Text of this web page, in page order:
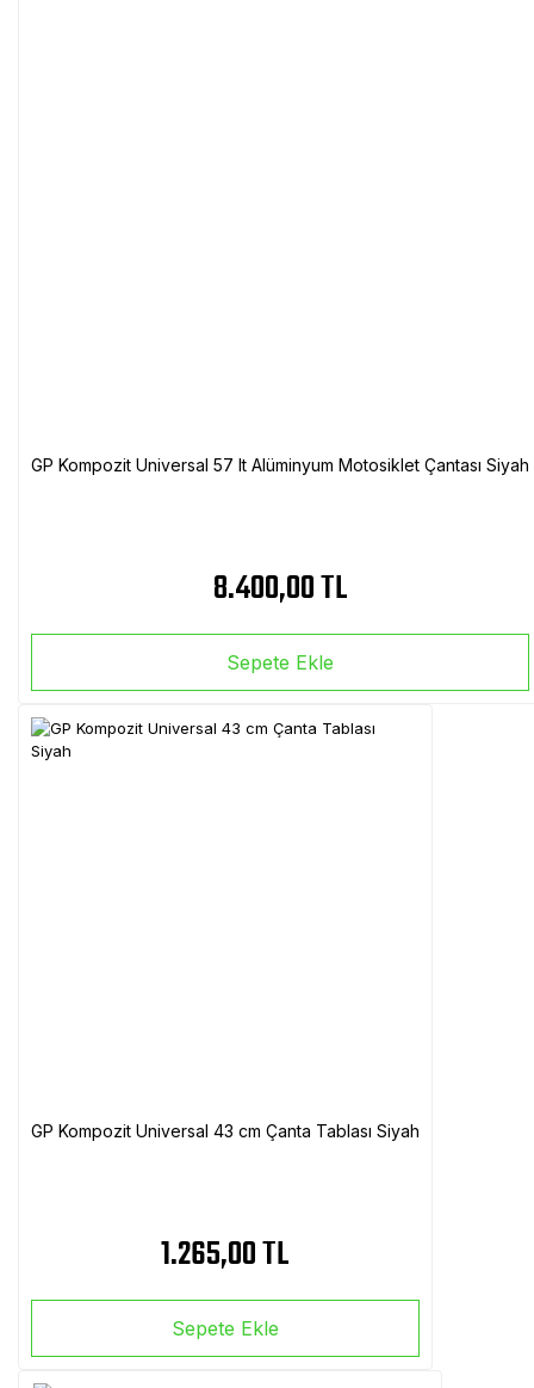
GP Kompozit Universal 57 lt Alüminyum Motosiklet Çantası Siyah
8.400,00 TL
Sepete Ekle
GP Kompozit Universal 43 cm Çanta Tablası Siyah
1.265,00 TL
Sepete Ekle